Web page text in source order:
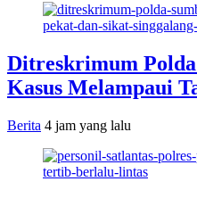
Ditreskrimum
Kasus Melampaui
Berita 4 jam yang lalu